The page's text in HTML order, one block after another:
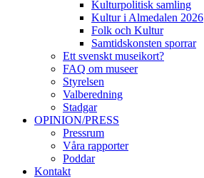
Kulturpolitisk samling
Kultur i Almedalen 2026
Folk och Kultur
Samtidskonsten sporrar
Ett svenskt museikort?
FAQ om museer
Styrelsen
Valberedning
Stadgar
OPINION/PRESS
Pressrum
Våra rapporter
Poddar
Kontakt